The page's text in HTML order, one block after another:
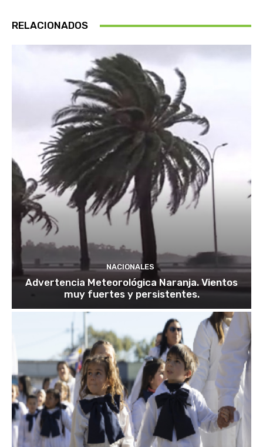
RELACIONADOS
NACIONALES
Advertencia Meteorológica Naranja. Vientos
muy fuertes y persistentes.